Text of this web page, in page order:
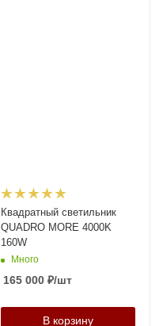
Квадратный светильник
QUADRO MORE 4000K
160W
Много
165 000₽/шт
В корзину